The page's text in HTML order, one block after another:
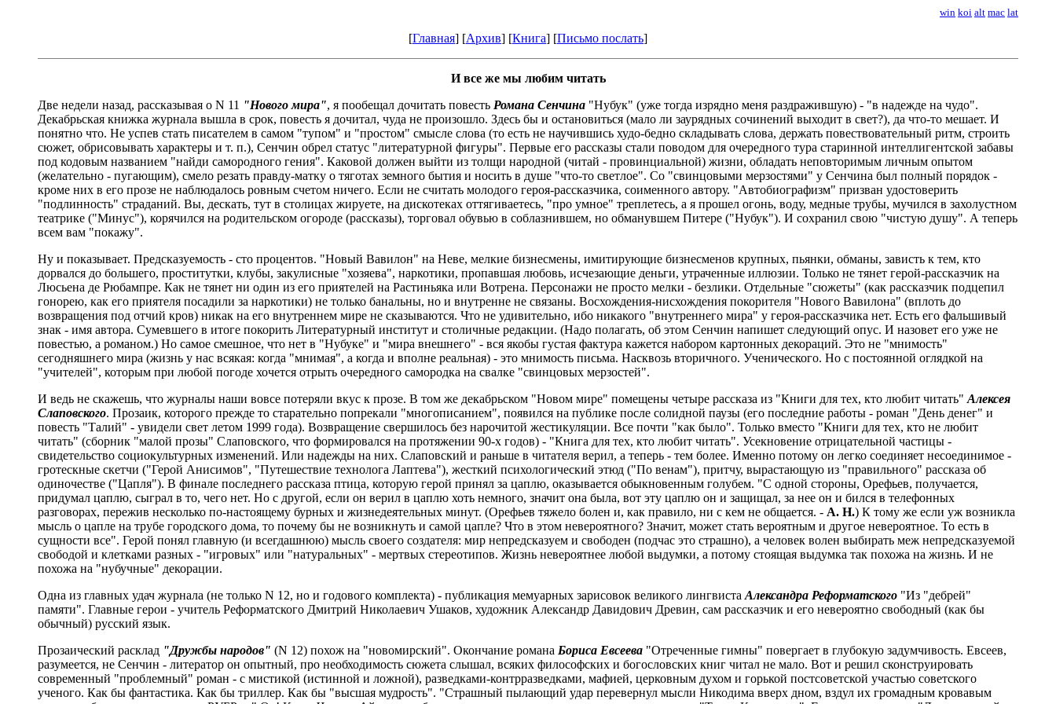
win koi alt mac lat
[Главная] [Архив] [Книга] [Письмо послать]
И все же мы любим читать
Две недели назад, рассказывая о N 11 "Нового мира", я пообещал дочитать повесть Романа Сенчина "Нубук" (уже тогда изрядно меня раздражившую) - "в надежде на чудо".
Декабрьская книжка журнала вышла в срок, повесть я дочитал, чуда не произошло. Здесь бы и остановиться (мало ли заурядных сочинений выходит в свет?), да что-то мешает. И
понятно что. Не успев стать писателем в самом "тупом" и "простом" смысле слова (то есть не научившись худо-бедно складывать слова, держать повествовательный ритм, строить
сюжет, обрисовывать характеры и т. п.), Сенчин обрел статус "литературной фигуры". Первые его рассказы стали поводом для очередного тура старинной интеллигентской забавы
под кодовым названием "найди самородного гения". Каковой должен выйти из толщи народной (читай - провинциальной) жизни, обладать неповторимым личным опытом
(желательно - пугающим), смело резать правду-матку о тяготах земного бытия и носить в душе "что-то светлое". Со "свинцовыми мерзостями" у Сенчина был полный порядок -
кроме них в его прозе не наблюдалось ровным счетом ничего. Если не считать молодого героя-рассказчика, соименного автору. "Автобиографизм" призван удостоверить
"подлинность" страданий. Вы, дескать, тут в столицах жируете, на дискотеках оттягиваетесь, "про умное" треплетесь, а я прошел огонь, воду, медные трубы, мучился в захолустном
театрике ("Минус"), корячился на родительском огороде (рассказы), торговал обувью в соблазнившем, но обманувшем Питере ("Нубук"). И сохранил свою "чистую душу". А теперь
всем вам "покажу".
Ну и показывает. Предсказуемость - сто процентов. "Новый Вавилон" на Неве, мелкие бизнесмены, имитирующие бизнесменов крупных, пьянки, обманы, зависть к тем, кто
дорвался до большего, проститутки, клубы, закулисные "хозяева", наркотики, пропавшая любовь, исчезающие деньги, утраченные иллюзии. Только не тянет герой-рассказчик на
Люсьена де Рюбампре. Как не тянет ни один из его приятелей на Растиньяка или Вотрена. Персонажи не просто мелки - безлики. Отдельные "сюжеты" (как рассказчик подцепил
гонорею, как его приятеля посадили за наркотики) не только банальны, но и внутренне не связаны. Восхождения-нисхождения покорителя "Нового Вавилона" (вплоть до
возвращения под отчий кров) никак на его внутреннем мире не сказываются. Что не удивительно, ибо никакого "внутреннего мира" у героя-рассказчика нет. Есть его фальшивый
знак - имя автора. Сумевшего в итоге покорить Литературный институт и столичные редакции. (Надо полагать, об этом Сенчин напишет следующий опус. И назовет его уже не
повестью, а романом.) Но самое смешное, что нет в "Нубуке" и "мира внешнего" - вся якобы густая фактура кажется набором картонных декораций. Это не "мнимость"
сегодняшнего мира (жизнь у нас всякая: когда "мнимая", а когда и вполне реальная) - это мнимость письма. Насквозь вторичного. Ученического. Но с постоянной оглядкой на
"учителей", которым при любой погоде хочется отрыть очередного самородка на свалке "свинцовых мерзостей".
И ведь не скажешь, что журналы наши вовсе потеряли вкус к прозе. В том же декабрьском "Новом мире" помещены четыре рассказа из "Книги для тех, кто любит читать" Алексея
Слаповского. Прозаик, которого прежде то старательно попрекали "многописанием", появился на публике после солидной паузы (его последние работы - роман "День денег" и
повесть "Талий" - увидели свет летом 1999 года). Возвращение свершилось без нарочитой жестикуляции. Все почти "как было". Только вместо "Книги для тех, кто не любит
читать" (сборник "малой прозы" Слаповского, что формировался на протяжении 90-х годов) - "Книга для тех, кто любит читать". Усекновение отрицательной частицы -
свидетельство социокультурных изменений. Или надежды на них. Слаповский и раньше в читателя верил, а теперь - тем более. Именно потому он легко соединяет несоединимое -
гротескные скетчи ("Герой Анисимов", "Путешествие технолога Лаптева"), жесткий психологический этюд ("По венам"), притчу, вырастающую из "правильного" рассказа об
одиночестве ("Цапля"). В финале последнего рассказа птица, которую герой принял за цаплю, оказывается обыкновенным голубем. "С одной стороны, Орефьев, получается,
придумал цаплю, сыграл в то, чего нет. Но с другой, если он верил в цаплю хоть немного, значит она была, вот эту цаплю он и защищал, за нее он и бился в телефонных
разговорах, пережив несколько по-настоящему бурных и жизнедеятельных минут. (Орефьев тяжело болен и, как правило, ни с кем не общается. - А. Н.) К тому же если уж возникла
мысль о цапле на трубе городского дома, то почему бы не возникнуть и самой цапле? Что в этом невероятного? Значит, может стать вероятным и другое невероятное. То есть в
сущности все". Герой понял главную (и всегдашнюю) мысль своего создателя: мир непредсказуем и свободен (подчас это страшно), а человек волен выбирать меж непредсказуемой
свободой и клетками разных - "игровых" или "натуральных" - мертвых стереотипов. Жизнь невероятнее любой выдумки, а потому стоящая выдумка так похожа на жизнь. И не
похожа на "нубучные" декорации.
Одна из главных удач журнала (не только N 12, но и годового комплекта) - публикация мемуарных зарисовок великого лингвиста Александра Реформатского "Из "дебрей"
памяти". Главные герои - учитель Реформатского Дмитрий Николаевич Ушаков, художник Александр Давидович Древин, сам рассказчик и его невероятно свободный (как бы
обычный) русский язык.
Прозаический расклад "Дружбы народов" (N 12) похож на "новомирский". Окончание романа Бориса Евсеева "Отреченные гимны" повергает в глубокую задумчивость. Евсеев,
разумеется, не Сенчин - литератор он опытный, про необходимость сюжета слышал, всяких философских и богословских книг читал не мало. Вот и решил сконструировать
современный "проблемный" роман - с мистикой (истинной и ложной), разведками-контрразведками, мафией, церковным духом и горькой постсоветской участью советского
ученого. Как бы фантастика. Как бы триллер. Как бы "высшая мудрость". "Страшный пылающий удар перевернул мысли Никодима вверх дном, вздул их громадным кровавым